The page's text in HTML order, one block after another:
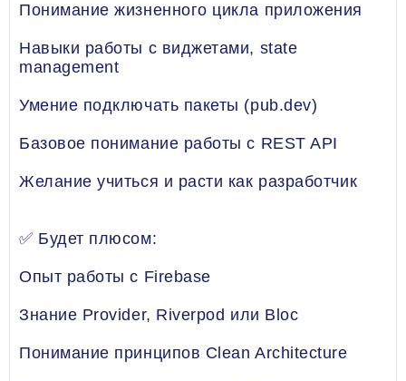
Понимание жизненного цикла приложения
Навыки работы с виджетами, state
management
Умение подключать пакеты (pub.dev)
Базовое понимание работы с REST API
Желание учиться и расти как разработчик
✅ Будет плюсом:
Опыт работы с Firebase
Знание Provider, Riverpod или Bloc
Понимание принципов Clean Architecture